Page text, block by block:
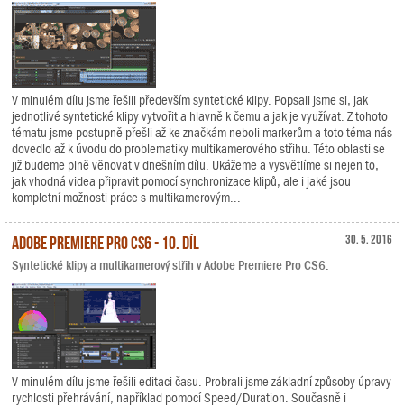
V minulém dílu jsme řešili především syntetické klipy. Popsali jsme si, jak
jednotlivé syntetické klipy vytvořit a hlavně k čemu a jak je využívat. Z tohoto
tématu jsme postupně přešli až ke značkám neboli markerům a toto téma nás
dovedlo až k úvodu do problematiky multikamerového střihu. Této oblasti se
již budeme plně věnovat v dnešním dílu. Ukážeme a vysvětlíme si nejen to,
jak vhodná videa připravit pomocí synchronizace klipů, ale i jaké jsou
kompletní možnosti práce s multikamerovým...
30. 5. 2016
Adobe Premiere Pro CS6 - 10. díl
Syntetické klipy a multikamerový střih v Adobe Premiere Pro CS6.
V minulém dílu jsme řešili editaci času. Probrali jsme základní způsoby úpravy
rychlosti přehrávání, například pomocí Speed/Duration. Současně i